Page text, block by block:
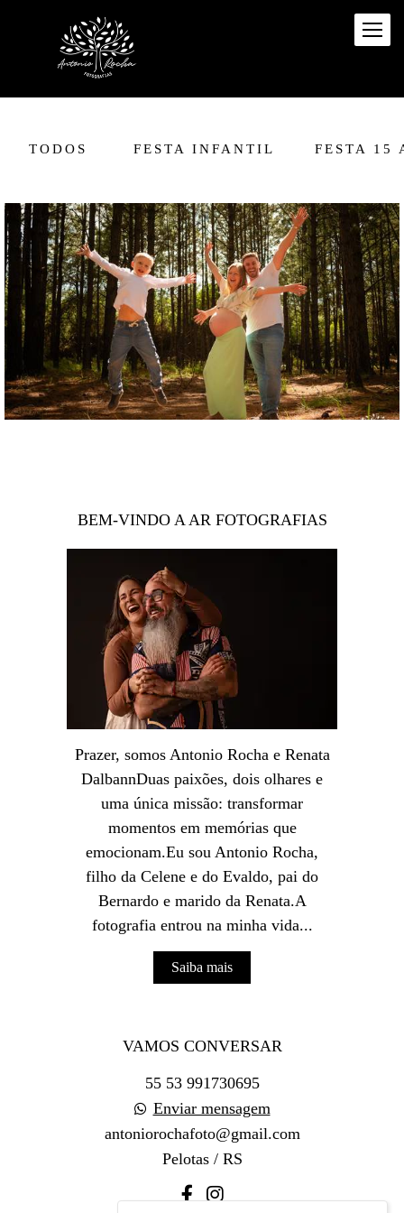
TODOS FESTA INFANTIL FESTA 15
BEM-VINDO A AR FOTOGRAFIAS
Prazer, somos Antonio Rocha e Renata
DalbannDuas paixões, dois olhares e
uma única missão: transformar
momentos em memórias que
emocionam.Eu sou Antonio Rocha,
filho da Celene e do Evaldo, pai do
Bernardo e marido da Renata.A
fotografia entrou na minha vida...
Saiba mais
VAMOS CONVERSAR
55 53 991730695
Enviar mensagem
antoniorochafoto@gmail.com
Pelotas / RS